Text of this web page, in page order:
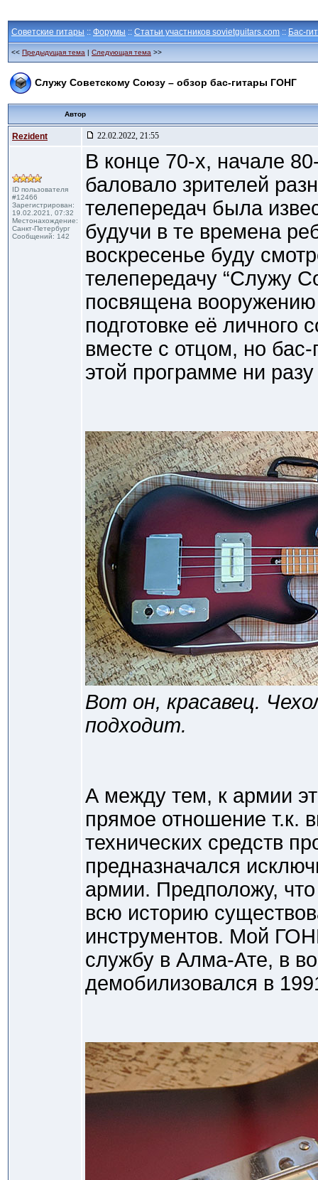
Советские гитары :: Форумы :: Статьи участников sovietguitars.com :: Бас-
<< Предыдущая тема | Следующая тема >>
Служу Советскому Союзу – обзор бас-гитары ГОНГ
Автор
Rezident 22.02.2022, 21:55
ID пользователя
#12466
Зарегистрирован:
19.02.2021, 07:32
Местонахождение:
Санкт-Петербург
Сообщений: 142
В конце 70-х, начале
баловало зрителей
телепередач была
будучи в те времена
воскресенье буду
телепередачу “Служу
посвящена
подготовке её личного
вместе с отцом, но бас-
этой программе ни
Вот он, красавец.
подходит.
А между тем, к армии
прямое отношение т.к.
технических средств
предназначался
армии. Предположу,
всю историю
инструментов. Мой
службу в Алма-Ате, в
демобилизовался в